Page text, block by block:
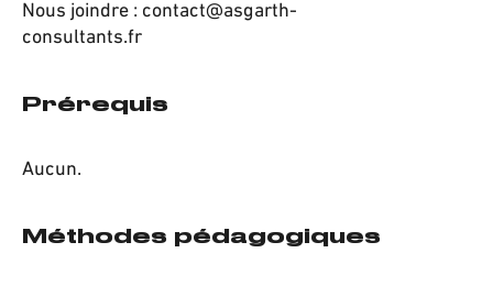
Nous joindre : contact@asgarth-
consultants.fr
Prérequis
Aucun.
Méthodes pédagogiques